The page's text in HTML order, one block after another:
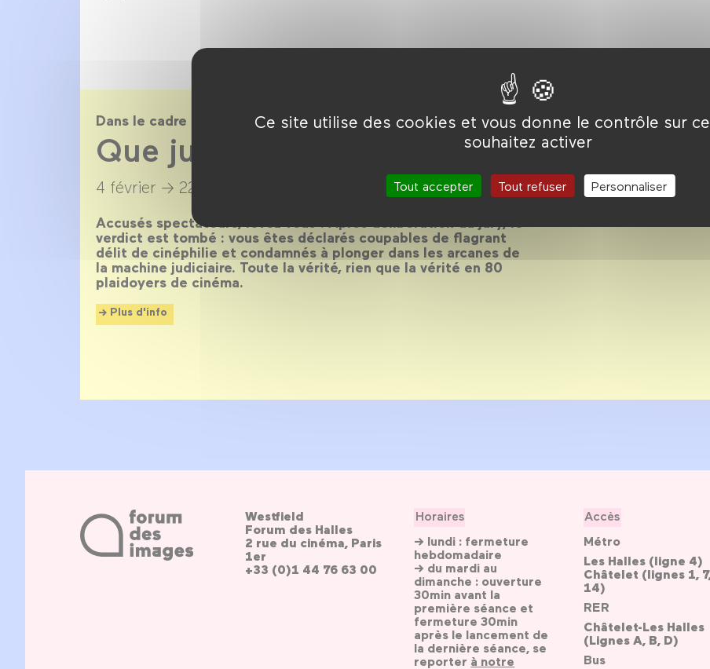
Ce site utilise des cookies et vous donne le contrôle sur
souhaitez activer
Tout accepter Tout refuser Personnaliser
Dans le cadre de
Que justice soit faite !
4 février → 22 mars 2015
Accusés spectateurs, levez-vous ! Après délibération du jury, le
verdict est tombé : vous êtes déclarés coupables de flagrant
délit de cinéphilie et condamnés à plonger dans les arcanes de
la machine judiciaire. Toute la vérité, rien que la vérité en 80
plaidoyers de cinéma.
Plus d'info
Westfield
Forum des Halles
2 rue du cinéma, Paris
1er
+33 (0)1 44 76 63 00
Horaires
→ lundi : fermeture
hebdomadaire
→ du mardi au
dimanche : ouverture
30min avant la
première séance et
fermeture 30min
après le lancement de
la dernière séance, se
reporter à notre
Accès
Métro
Les Halles (ligne 4)
Châtelet (lignes 1,
14)
RER
Châtelet-Les Halles
(Lignes A, B, D)
Bus